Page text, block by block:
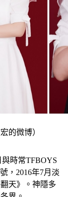
，2016年7月淡
天》。神隱多
界。